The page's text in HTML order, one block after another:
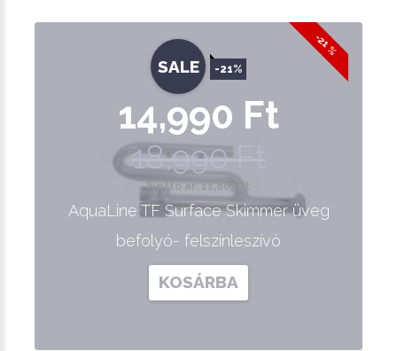
-21 %
SALE -21%
14,990 Ft
18,990 Ft
Nettó ár: 11,803 Ft
AquaLine TF Surface Skimmer üveg
befolyó- felszínleszívó
KOSÁRBA